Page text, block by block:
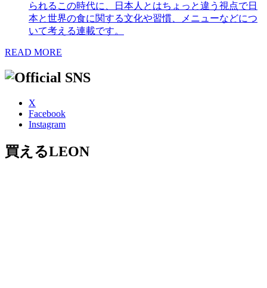
られるこの時代に、日本人とはちょっと違う視点で日
本と世界の食に関する文化や習慣、メニューなどにつ
いて考える連載です。
READ MORE
X
Facebook
Instagram
買えるLEON